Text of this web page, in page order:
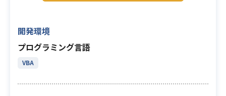
開発環境
プログラミング言語
VBA